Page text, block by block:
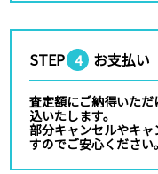
STEP 4 お支払い
査定額にご納得いた
込いたします。
部分キャンセルやキ
すのでご安心ください。